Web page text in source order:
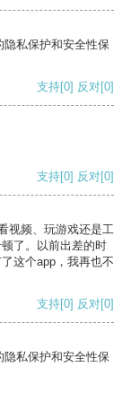
私保护和安全性保
支持[0] 反对[0]
支持[0] 反对[0]
视频、玩游戏还是工
了。以前出差的时
这个app，我再也不
支持[0] 反对[0]
私保护和安全性保